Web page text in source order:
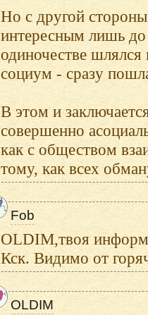
Но с другой
интересным лишь
одиночестве
социум - сразу
В этом и
совершенно
как с обществом
тому, как всех
Fob
OLDIM,твоя
Кск. Видимо от
OLDIM